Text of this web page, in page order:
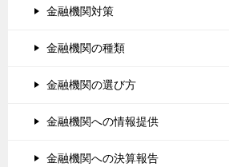
金融機関対策
金融機関の種類
金融機関の選び方
金融機関への情報提供
金融機関への決算報告